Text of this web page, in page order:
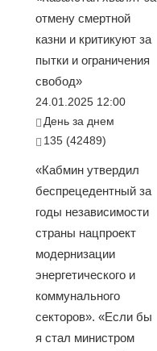
отмену смертной
казни и критикуют за
пытки и ограничения
свобод»
24.01.2025 12:00
День за днем
135 (42489)
«Кабмин утвердил
беспрецедентный за
годы независимости
страны нацпроект
модернизации
энергетического и
коммунального
секторов». «Если бы
я стал министром